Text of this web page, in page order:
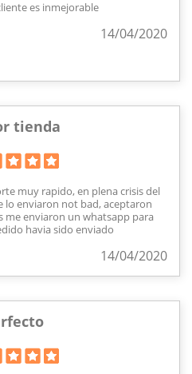
es inmejorable
14/04/2020
tienda
muy rapido, en plena crisis del
lo enviaron not bad, aceptaron
me enviaron un whatsapp para
havia sido enviado
14/04/2020